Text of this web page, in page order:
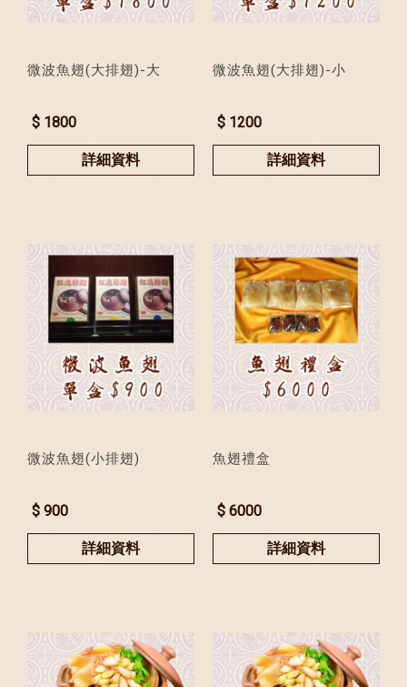
微波魚翅(大排翅)-大
$ 1800
詳細資料
微波魚翅(大排翅)-小
$ 1200
詳細資料
微波魚翅(小排翅)
$ 900
詳細資料
魚翅禮盒
$ 6000
詳細資料